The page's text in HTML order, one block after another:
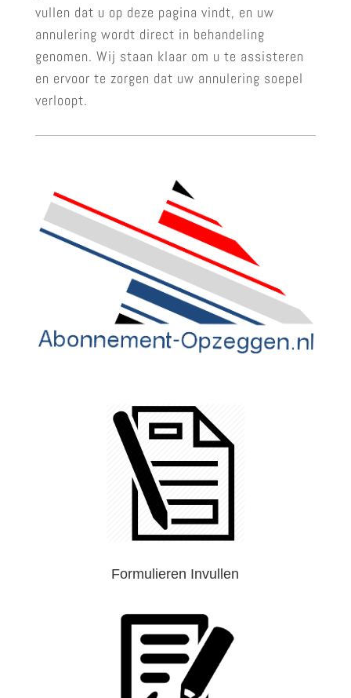
vullen dat u op deze pagina vindt, en uw
annulering wordt direct in behandeling
genomen. Wij staan klaar om u te assisteren
en ervoor te zorgen dat uw annulering soepel
verloopt.
Formulieren Invullen